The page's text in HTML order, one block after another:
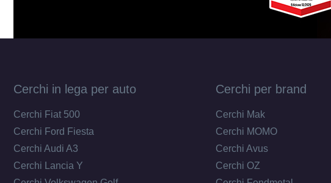
Cerchi in lega per auto
Cerchi Fiat 500
Cerchi Ford Fiesta
Cerchi Audi A3
Cerchi Lancia Y
Cerchi per brand
Cerchi Mak
Cerchi MOMO
Cerchi Avus
Cerchi OZ